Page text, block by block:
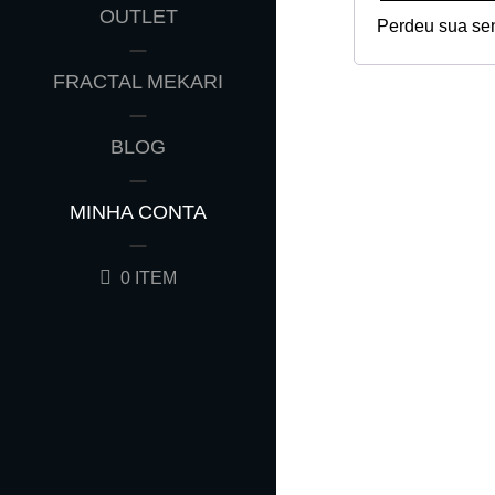
OUTLET
FRACTAL MEKARI
BLOG
MINHA CONTA
0 ITEM
Perdeu sua